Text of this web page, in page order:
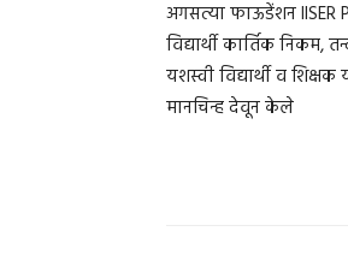
अगसत्या फाऊडेंशन IISER
विद्यार्थी कार्तिक
यशस्वी विद्यार्थी व
मानचिन्ह देवून केले